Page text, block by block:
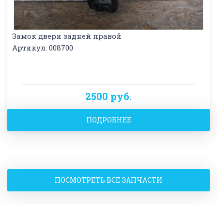
Замок двери задней правой
Артикул: 008700
2500 руб.
ПОДРОБНЕЕ
ПОСМОТРЕТЬ ВСЕ ЗАПЧАСТИ